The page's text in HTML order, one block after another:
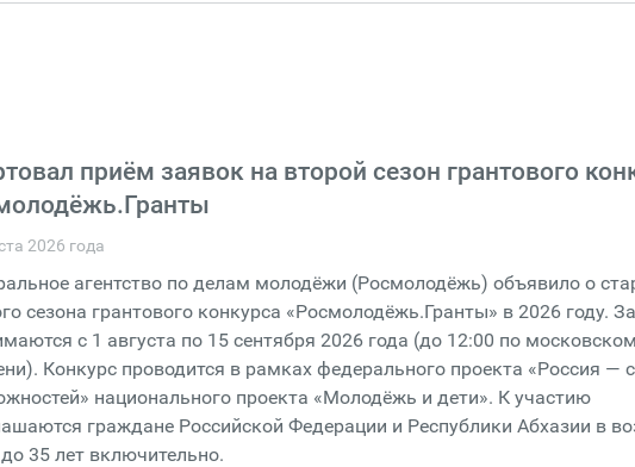
приём заявок на второй сезон грантового
2026 года
агентство по делам молодёжи (Росмолодёжь) объявило о
сезона грантового конкурса «Росмолодёжь.Гранты» в 2026 году.
с 1 августа по 15 сентября 2026 года (до 12:00 по
Конкурс проводится в рамках федерального проекта «Россия —
национального проекта «Молодёжь и дети». К участию
граждане Российской Федерации и Республики Абхазии в
35 лет включительно.